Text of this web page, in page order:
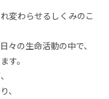
変わらせるしくみのこ
々の生命活動の中で、
す。
、